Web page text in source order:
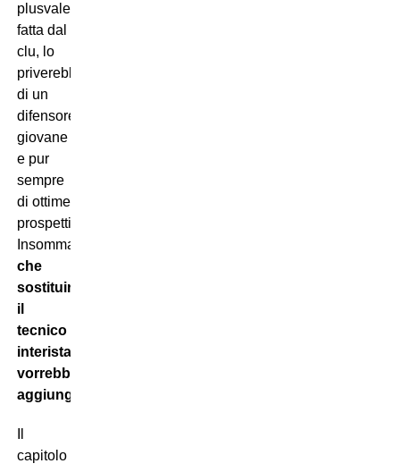
plusvalenza
fatta dal
clu, lo
priverebbe
di un
difensore
giovane
e pur
sempre
di ottime
prospettive.
Insomma,
che
sostituire
il
tecnico
interista
vorrebbe
aggiungere
capitolo